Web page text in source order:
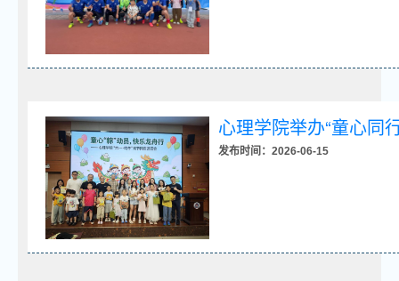
心理学院举办“童心同
发布时间：2026-06-15